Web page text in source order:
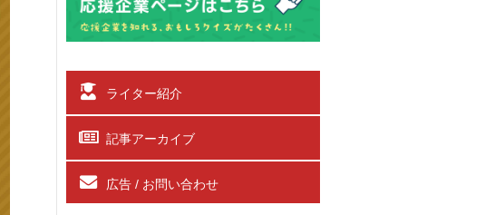
ライター紹介
記事アーカイブ
広告 / お問い合わせ